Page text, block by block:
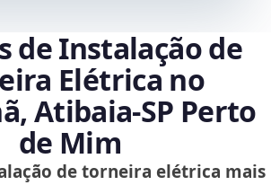
de Instalação de
Elétrica no
Atibaia‑SP Perto
de Mim
de torneira elétrica mais